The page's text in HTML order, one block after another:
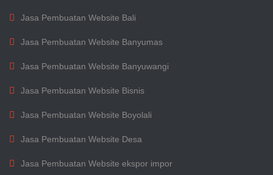
Jasa Pembuatan Website Bali
Jasa Pembuatan Website Banyumas
Jasa Pembuatan Website Banyuwangi
Jasa Pembuatan Website Bisnis
Jasa Pembuatan Website Boyolali
Jasa Pembuatan Website Desa
Jasa Pembuatan Website ekspor impor